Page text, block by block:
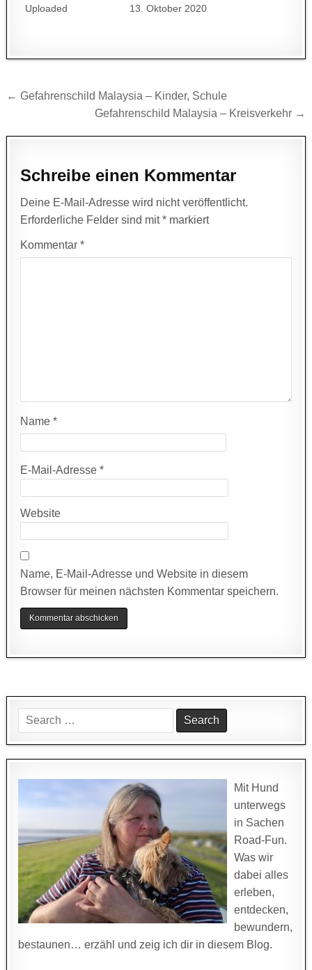
Uploaded
13. Oktober 2020
Beitragsnavigation
← Gefahrenschild Malaysia – Kinder, Schule
Gefahrenschild Malaysia – Kreisverkehr →
Schreibe einen Kommentar
Deine E-Mail-Adresse wird nicht veröffentlicht.
Erforderliche Felder sind mit* markiert
Kommentar*
Name*
E-Mail-Adresse*
Website
Name, E-Mail-Adresse und Website in diesem
Browser für meinen nächsten Kommentar speichern.
Search
for:
Mit Hund
unterwegs
in Sachen
Road-Fun.
Was wir
dabei alles
erleben,
entdecken,
bewundern,
bestaunen… erzähl und zeig ich dir in diesem Blog.